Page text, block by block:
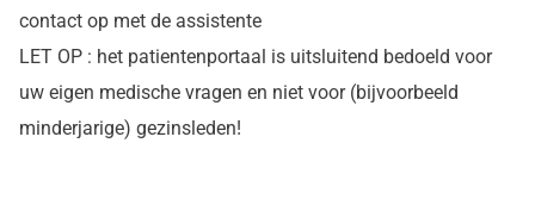
contact op met de assistente
LET OP : het patientenportaal is uitsluitend bedoeld voor
uw eigen medische vragen en niet voor (bijvoorbeeld
minderjarige) gezinsleden!